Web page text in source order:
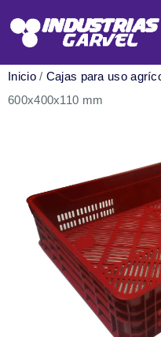
Inicio/ Cajas para uso
600x400x110 mm